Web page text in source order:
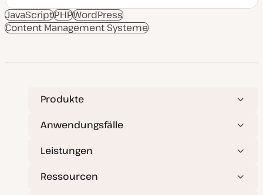
t
u
m
a
a
i
e
s
T
y
e
a
e
JavaScriptPHPWordPress
Content Management Systeme
Produkte
Anwendungsfälle
Leistungen
Ressourcen